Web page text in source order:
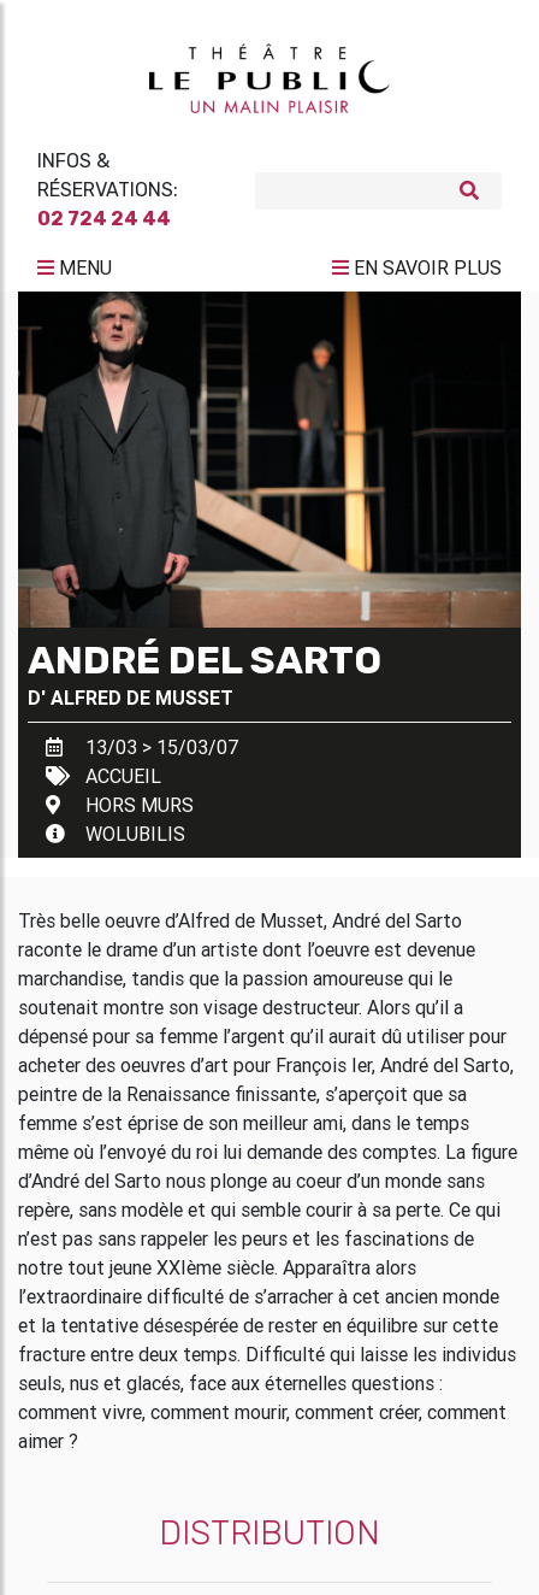
INFOS &
RÉSERVATIONS:
02 724 24 44
MENU EN SAVOIR PLUS
ANDRÉ DEL SARTO
D' ALFRED DE MUSSET
13/03 > 15/03/07
ACCUEIL
HORS MURS
WOLUBILIS
Très belle oeuvre d’Alfred de Musset, André del Sarto
raconte le drame d’un artiste dont l’oeuvre est devenue
marchandise, tandis que la passion amoureuse qui le
soutenait montre son visage destructeur. Alors qu’il a
dépensé pour sa femme l’argent qu’il aurait dû utiliser pour
acheter des oeuvres d’art pour François Ier, André del Sarto,
peintre de la Renaissance finissante, s’aperçoit que sa
femme s’est éprise de son meilleur ami, dans le temps
même où l’envoyé du roi lui demande des comptes. La figure
d’André del Sarto nous plonge au coeur d’un monde sans
repère, sans modèle et qui semble courir à sa perte. Ce qui
n’est pas sans rappeler les peurs et les fascinations de
notre tout jeune XXIème siècle. Apparaîtra alors
l’extraordinaire difficulté de s’arracher à cet ancien monde
et la tentative désespérée de rester en équilibre sur cette
fracture entre deux temps. Difficulté qui laisse les individus
seuls, nus et glacés, face aux éternelles questions :
comment vivre, comment mourir, comment créer, comment
aimer ?
DISTRIBUTION